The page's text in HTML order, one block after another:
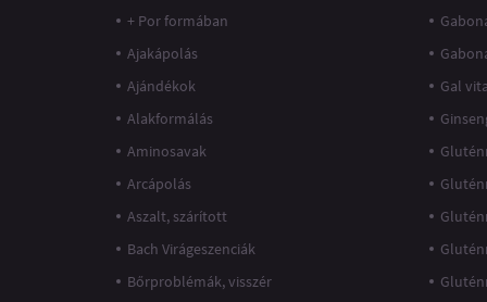
+ Por formában
Ajakápolás
Ajándékok
Alakformálás
Aminosavak
Arcápolás
Aszalt, szárított
Bach Virágeszenciák
Bőrproblémák, visszér
Gal